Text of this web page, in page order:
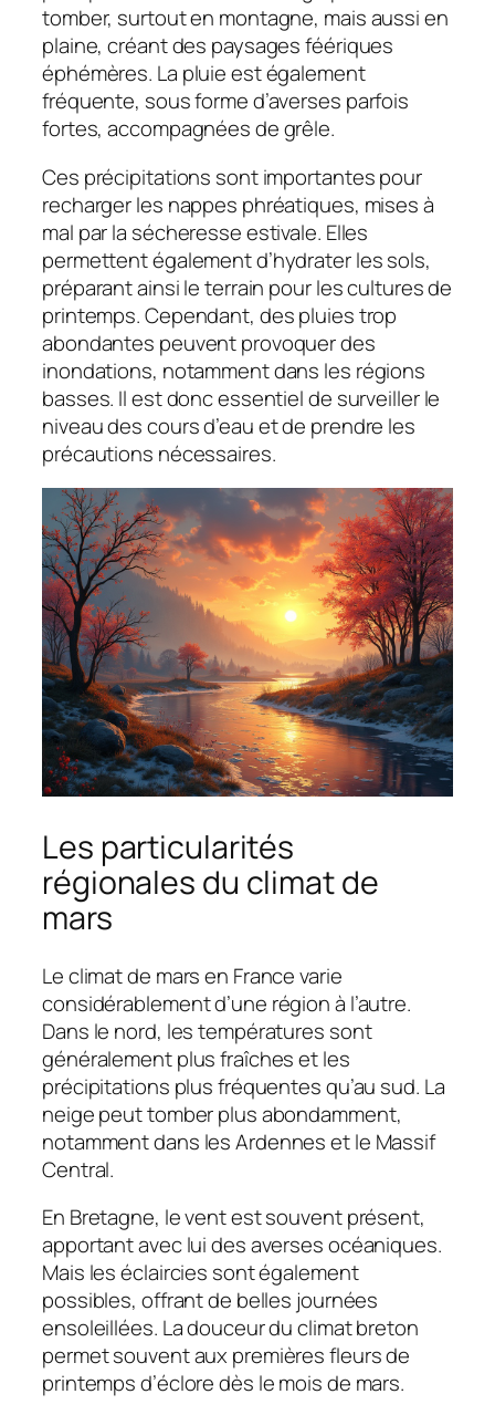
tomber, surtout en montagne, mais aussi en
plaine, créant des paysages féériques
éphémères. La pluie est également
fréquente, sous forme d’averses parfois
fortes, accompagnées de grêle.
Ces précipitations sont importantes pour
recharger les nappes phréatiques, mises à
mal par la sécheresse estivale. Elles
permettent également d’hydrater les sols,
préparant ainsi le terrain pour les cultures de
printemps. Cependant, des pluies trop
abondantes peuvent provoquer des
inondations, notamment dans les régions
basses. Il est donc essentiel de surveiller le
niveau des cours d’eau et de prendre les
précautions nécessaires.
Les particularités
régionales du climat de
mars
Le climat de mars en France varie
considérablement d’une région à l’autre.
Dans le nord, les températures sont
généralement plus fraîches et les
précipitations plus fréquentes qu’au sud. La
neige peut tomber plus abondamment,
notamment dans les Ardennes et le Massif
Central.
En Bretagne, le vent est souvent présent,
apportant avec lui des averses océaniques.
Mais les éclaircies sont également
possibles, offrant de belles journées
ensoleillées. La douceur du climat breton
permet souvent aux premières fleurs de
printemps d’éclore dès le mois de mars.